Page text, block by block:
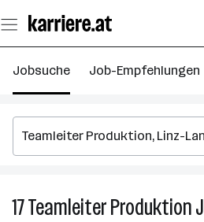
Seiteninhalt
springen
Jobsuche Job-Empfehlungen
17Teamleiter Produktion